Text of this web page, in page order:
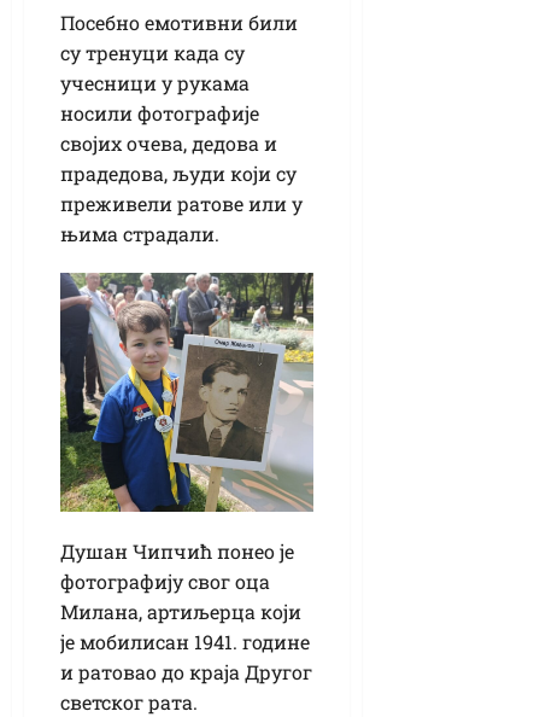
Посебно емотивни били
су тренуци када су
учесници у рукама
носили фотографије
својих очева, дедова и
прадедова, људи који су
преживели ратове или у
њима страдали.
Душан Чипчић понео је
фотографију свог оца
Милана, артиљерца који
је мобилисан 1941. године
и ратовао до краја Другог
светског рата.